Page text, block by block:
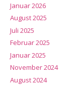
Januar 2026
August 2025
Juli 2025
Februar 2025
Januar 2025
November 2024
August 2024